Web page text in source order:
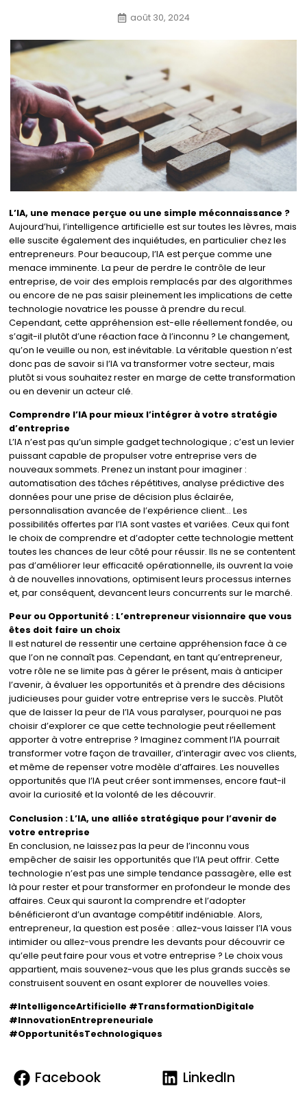
août 30, 2024
L’IA, une menace perçue ou une simple méconnaissance ?
Aujourd’hui, l’intelligence artificielle est sur toutes les lèvres, mais
elle suscite également des inquiétudes, en particulier chez les
entrepreneurs. Pour beaucoup, l’IA est perçue comme une
menace imminente. La peur de perdre le contrôle de leur
entreprise, de voir des emplois remplacés par des algorithmes
ou encore de ne pas saisir pleinement les implications de cette
technologie novatrice les pousse à prendre du recul.
Cependant, cette appréhension est-elle réellement fondée, ou
s’agit-il plutôt d’une réaction face à l’inconnu ? Le changement,
qu’on le veuille ou non, est inévitable. La véritable question n’est
donc pas de savoir si l’IA va transformer votre secteur, mais
plutôt si vous souhaitez rester en marge de cette transformation
ou en devenir un acteur clé.
Comprendre l’IA pour mieux l’intégrer à votre stratégie
d’entreprise
L’IA n’est pas qu’un simple gadget technologique ; c’est un levier
puissant capable de propulser votre entreprise vers de
nouveaux sommets. Prenez un instant pour imaginer :
automatisation des tâches répétitives, analyse prédictive des
données pour une prise de décision plus éclairée,
personnalisation avancée de l’expérience client… Les
possibilités offertes par l’IA sont vastes et variées. Ceux qui font
le choix de comprendre et d’adopter cette technologie mettent
toutes les chances de leur côté pour réussir. Ils ne se contentent
pas d’améliorer leur efficacité opérationnelle, ils ouvrent la voie
à de nouvelles innovations, optimisent leurs processus internes
et, par conséquent, devancent leurs concurrents sur le marché.
Peur ou Opportunité : L’entrepreneur visionnaire que vous
êtes doit faire un choix
Il est naturel de ressentir une certaine appréhension face à ce
que l’on ne connaît pas. Cependant, en tant qu’entrepreneur,
votre rôle ne se limite pas à gérer le présent, mais à anticiper
l’avenir, à évaluer les opportunités et à prendre des décisions
judicieuses pour guider votre entreprise vers le succès. Plutôt
que de laisser la peur de l’IA vous paralyser, pourquoi ne pas
choisir d’explorer ce que cette technologie peut réellement
apporter à votre entreprise ? Imaginez comment l’IA pourrait
transformer votre façon de travailler, d’interagir avec vos clients,
et même de repenser votre modèle d’affaires. Les nouvelles
opportunités que l’IA peut créer sont immenses, encore faut-il
avoir la curiosité et la volonté de les découvrir.
Conclusion : L’IA, une alliée stratégique pour l’avenir de
votre entreprise
En conclusion, ne laissez pas la peur de l’inconnu vous
empêcher de saisir les opportunités que l’IA peut offrir. Cette
technologie n’est pas une simple tendance passagère, elle est
là pour rester et pour transformer en profondeur le monde des
affaires. Ceux qui sauront la comprendre et l’adopter
bénéficieront d’un avantage compétitif indéniable. Alors,
entrepreneur, la question est posée : allez-vous laisser l’IA vous
intimider ou allez-vous prendre les devants pour découvrir ce
qu’elle peut faire pour vous et votre entreprise ? Le choix vous
appartient, mais souvenez-vous que les plus grands succès se
construisent souvent en osant explorer de nouvelles voies.
#IntelligenceArtificielle #TransformationDigitale
#InnovationEntrepreneuriale
#OpportunitésTechnologiques
Facebook
LinkedIn